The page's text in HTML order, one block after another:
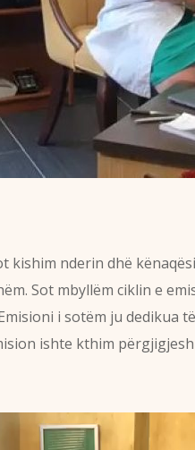
kishim nderin dhë
Sot mbyllëm ciklin e
i sotëm ju
ishte kthim